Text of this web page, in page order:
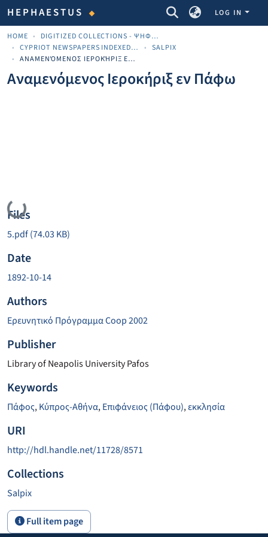
HEPHAESTUS COMMUNITIES & COLLECTIONS
LOG IN
HOME
DIGITIZED COLLECTIONS - ΨΗΦΙΟΠΟΙΗΜΈΝΕΣ ΣΥΛΛΟΓΈΣ
CYPRIOT NEWSPAPERS INDEXED MATERIAL
SALPIX
ΑΝΑΜΕΝΌΜΕΝΟΣ ΙΕΡΟΚΉΡΙΞ ΕΝ ΠΆΦΩ
Αναμενόμενος Ιεροκήριξ εν Πάφω
Loading...
Files
5.pdf(74.03 KB)
Date
1892-10-14
Authors
Ερευνητικό Πρόγραμμα Coop 2002
Publisher
Library of Neapolis University Pafos
Keywords
Πάφος,Κύπρος-Αθήνα,Επιφάνειος (Πάφου),εκκλησία
URI
http://hdl.handle.net/11728/8571
Collections
Salpix
Full item page